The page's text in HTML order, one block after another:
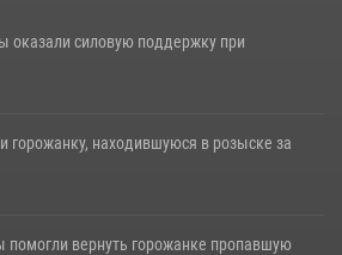
оказали силовую поддержку при
горожанку, находившуюся в розыске за
помогли вернуть горожанке пропавшую